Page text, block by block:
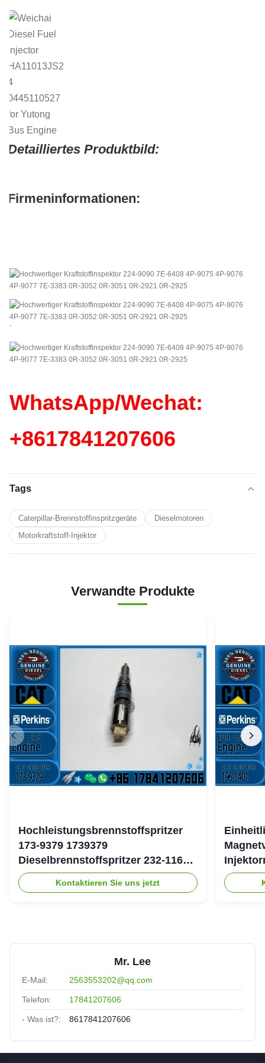
Detailliertes Produktbild:
Firmeninformationen:
`
WhatsApp/Wechat:
+8617841207606
Tags
Caterpillar-Brennstoffinspritzgeräte
Dieselmotoren
Motorkraftstoff-Injektor
Verwandte Produkte
Hochleistungsbrennstoffspritzer
173-9379 1739379
Dieselbrennstoffspritzer 232-1167
2321167 für Caterpillar 3126 Motor
Kontaktieren Sie uns jetzt
4754
Mr. Lee
E-Mail: 2563553202@qq.com
Telefon: 17841207606
- Was ist?: 8617841207606